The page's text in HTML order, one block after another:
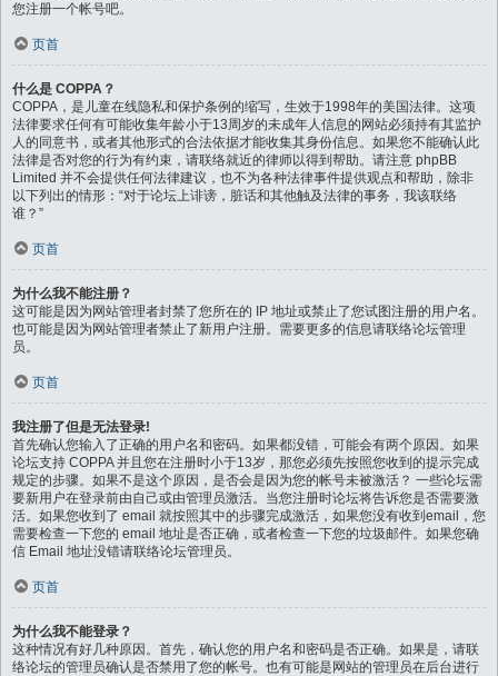
您注册一个帐号吧。
页首
什么是 COPPA？
COPPA，是儿童在线隐私和保护条例的缩写，生效于1998年的美国法律。这项
法律要求任何有可能收集年龄小于13周岁的未成年人信息的网站必须持有其监护
人的同意书，或者其他形式的合法依据才能收集其身份信息。如果您不能确认此
法律是否对您的行为有约束，请联络就近的律师以得到帮助。请注意 phpBB
Limited 并不会提供任何法律建议，也不为各种法律事件提供观点和帮助，除非
以下列出的情形：“对于论坛上诽谤，脏话和其他触及法律的事务，我该联络
谁？”
页首
为什么我不能注册？
这可能是因为网站管理者封禁了您所在的 IP 地址或禁止了您试图注册的用户名。
也可能是因为网站管理者禁止了新用户注册。需要更多的信息请联络论坛管理
员。
页首
我注册了但是无法登录!
首先确认您输入了正确的用户名和密码。如果都没错，可能会有两个原因。如果
论坛支持 COPPA 并且您在注册时小于13岁，那您必须先按照您收到的提示完成
规定的步骤。如果不是这个原因，是否会是因为您的帐号未被激活？ 一些论坛需
要新用户在登录前由自己或由管理员激活。当您注册时论坛将告诉您是否需要激
活。如果您收到了 email 就按照其中的步骤完成激活，如果您没有收到email，您
需要检查一下您的 email 地址是否正确，或者检查一下您的垃圾邮件。如果您确
信 Email 地址没错请联络论坛管理员。
页首
为什么我不能登录？
这种情况有好几种原因。首先，确认您的用户名和密码是否正确。如果是，请联
络论坛的管理员确认是否禁用了您的帐号。也有可能是网站的管理员在后台进行